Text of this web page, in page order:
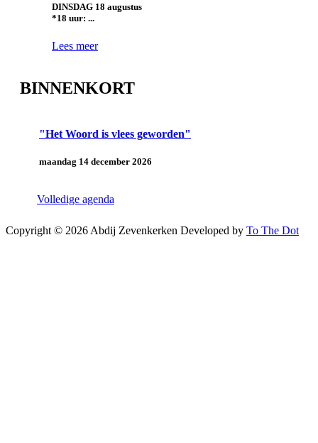
DINSDAG 18 augustus
*18 uur: ...
Lees meer
BINNENKORT
"Het Woord is vlees geworden"
maandag 14 december 2026
Volledige agenda
Copyright © 2026 Abdij Zevenkerken Developed by To The Dot